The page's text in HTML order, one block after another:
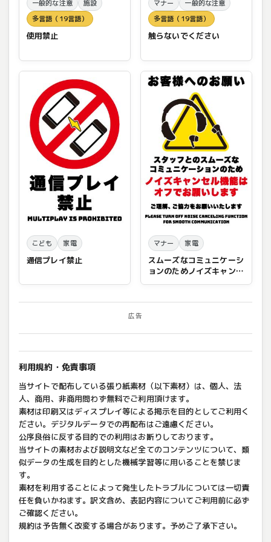
一般的な注意
施設
多言語（19言語）
使用禁止
マナー
一般的な注意
多言語（19言語）
触らないでください
こども 家電
通信プレイ禁止
マナー 家電
スムーズなコミュニケーシ
ョンのためノイズキャンセ
ル機能はオフにしてくださ
広告
利用規約・免責事項
当サイトで配布している張り紙素材（以下素材）は、個人、法
人、商用、非商用問わず無料でご利用頂けます。
素材は印刷又はディスプレイ等による掲示を目的としてご利用く
ださい。デジタルデータでの再配布はご遠慮ください。
公序良俗に反する目的での利用はお断りしております。
当サイトの素材および説明文など全てのコンテンツについて、類
似データの生成を目的とした機械学習等に用いることを禁じま
す。
素材を利用することによって発生したトラブルについては一切責
任を負いかねます。訳文含め、表記内容についてご利用前に必ず
ご確認ください。
規約は予告無く改変する場合があります。予めご了承下さい。